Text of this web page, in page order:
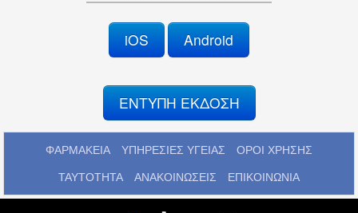
iOS Android
ΕΝΤΥΠΗ ΕΚΔΟΣΗ
ΦΑΡΜΑΚΕΙΑ ΥΠΗΡΕΣΙΕΣ ΥΓΕΙΑΣ ΟΡΟΙ ΧΡΗΣΗΣ
ΤΑΥΤΟΤΗΤΑ ΑΝΑΚΟΙΝΩΣΕΙΣ ΕΠΙΚΟΙΝΩΝΙΑ